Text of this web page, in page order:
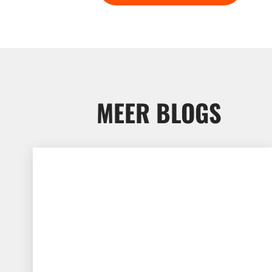
MEER BLOGS